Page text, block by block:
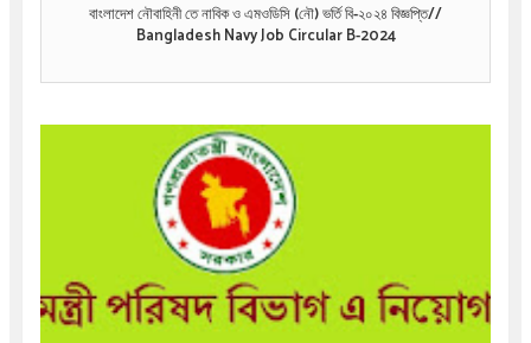
বাংলাদেশ নৌবাহিনী তে নাবিক ও এমওডিসি (নৌ) ভর্তি বি-২০২৪ বিজ্ঞপ্তি//
Bangladesh Navy Job Circular B-2024